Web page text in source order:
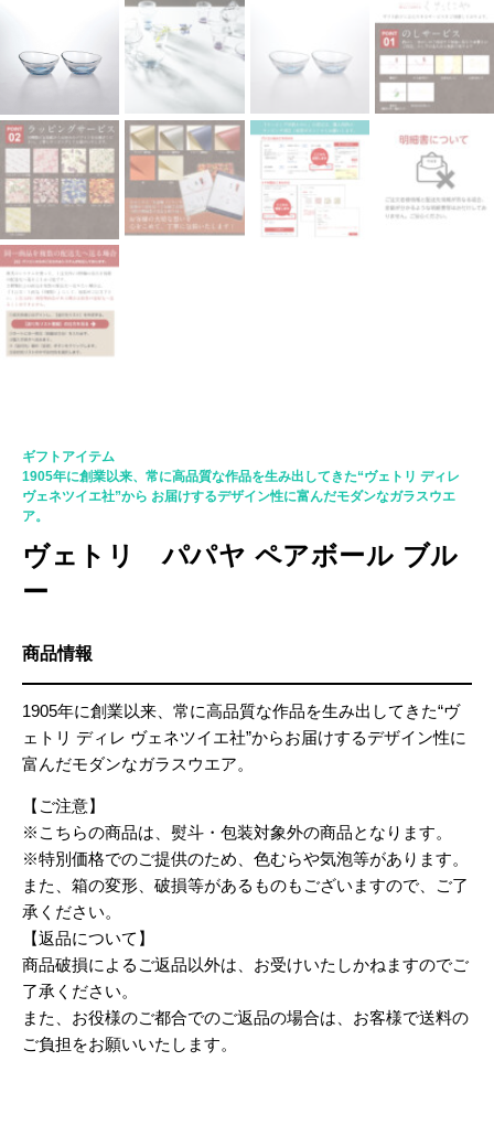
ギフトアイテム
1905年に創業以来、常に高品質な作品を生み出してきた“ヴェトリ ディレ
ヴェネツイエ社”から お届けするデザイン性に富んだモダンなガラスウエ
ア。
ヴェトリ パパヤ ペアボール ブル
ー
商品情報
1905年に創業以来、常に高品質な作品を生み出してきた“ヴ
ェトリ ディレ ヴェネツイエ社”からお届けするデザイン性に
富んだモダンなガラスウエア。
【ご注意】
※こちらの商品は、熨斗・包装対象外の商品となります。
※特別価格でのご提供のため、色むらや気泡等があります。
また、箱の変形、破損等があるものもございますので、ご了
承ください。
【返品について】
商品破損によるご返品以外は、お受けいたしかねますのでご
了承ください。
また、お役様のご都合でのご返品の場合は、お客様で送料の
ご負担をお願いいたします。